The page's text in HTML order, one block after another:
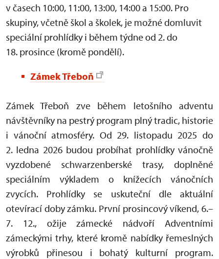
v časech 10:00, 11:00, 13:00, 14:00 a 15:00. Pro
skupiny, včetně škol a školek, je možné domluvit
speciální prohlídky i během týdne od 2. do
18. prosince (kromě pondělí).
Zámek Třeboň
Zámek Třeboň zve během letošního adventu
návštěvníky na pestrý program plný tradic, historie
i vánoční atmosféry. Od 29. listopadu 2025 do
2. ledna 2026 budou probíhat prohlídky vánočně
vyzdobené schwarzenberské trasy, doplněné
speciálním výkladem o knížecích vánočních
zvycích. Prohlídky se uskuteční dle aktuální
otevírací doby zámku. První prosincový víkend, 6.–
7. 12., ožije zámecké nádvoří Adventními
zámeckými trhy, které kromě nabídky řemeslných
výrobků přinesou i bohatý kulturní program.